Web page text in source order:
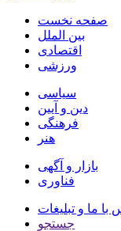
صفحه نخست
بین الملل
اقتصادی
ورزشی
سیاسی
دین و آیین
فرهنگی
هنر
بازار و آگهی
فناوری
با ما و تبلیغات
جستجو